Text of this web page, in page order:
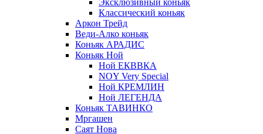
Эксклюзивный коньяк
Классический коньяк
Аркон Трейд
Веди-Алко коньяк
Коньяк АРАДИС
Коньяк Ной
Ной ЕКВВКА
NOY Very Special
Ной КРЕМЛИН
Ной ЛЕГЕНДА
Коньяк ТАВИНКО
Мргашен
Саят Нова